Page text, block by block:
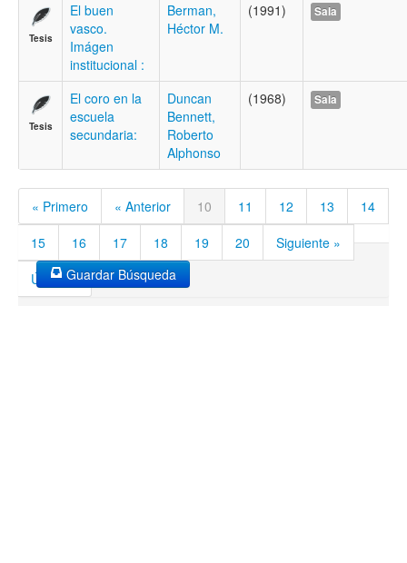
Tesis
El buen
vasco.
Imágen
institucional :
Berman,
Héctor M.
(1991) Sala
Tesis
El coro en la
escuela
secundaria:
Duncan
Bennett,
Roberto
Alphonso
(1968) Sala
« Primero « Anterior 10 11 12 13
14
15
16 17 18 19 20
Siguiente »
Último »Guardar Búsqueda